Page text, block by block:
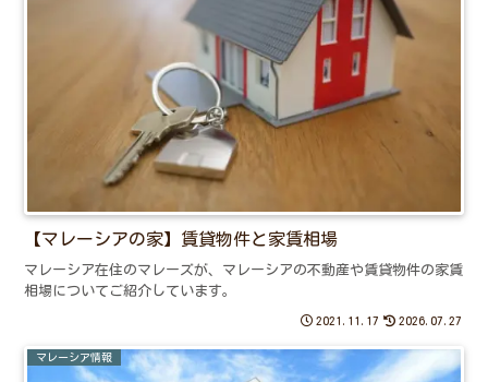
【マレーシアの家】賃貸物件と家賃相場
マレーシア在住のマレーズが、マレーシアの不動産や賃貸物件の家賃
相場についてご紹介しています。
2021.11.17 2026.07.27
マレーシア情報